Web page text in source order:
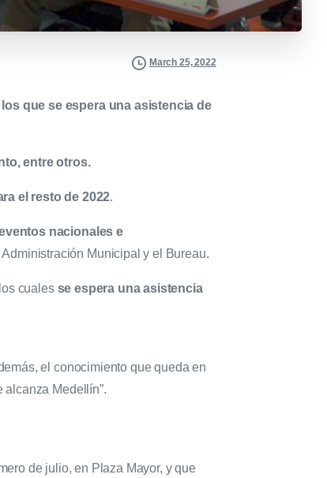
March 25, 2022
que se espera una asistencia de
entre otros.
el resto de 2022.
nacionales e
Municipal y el Bureau.
cuales se espera una asistencia
el conocimiento que queda en
Medellín”.
de julio, en Plaza Mayor, y que